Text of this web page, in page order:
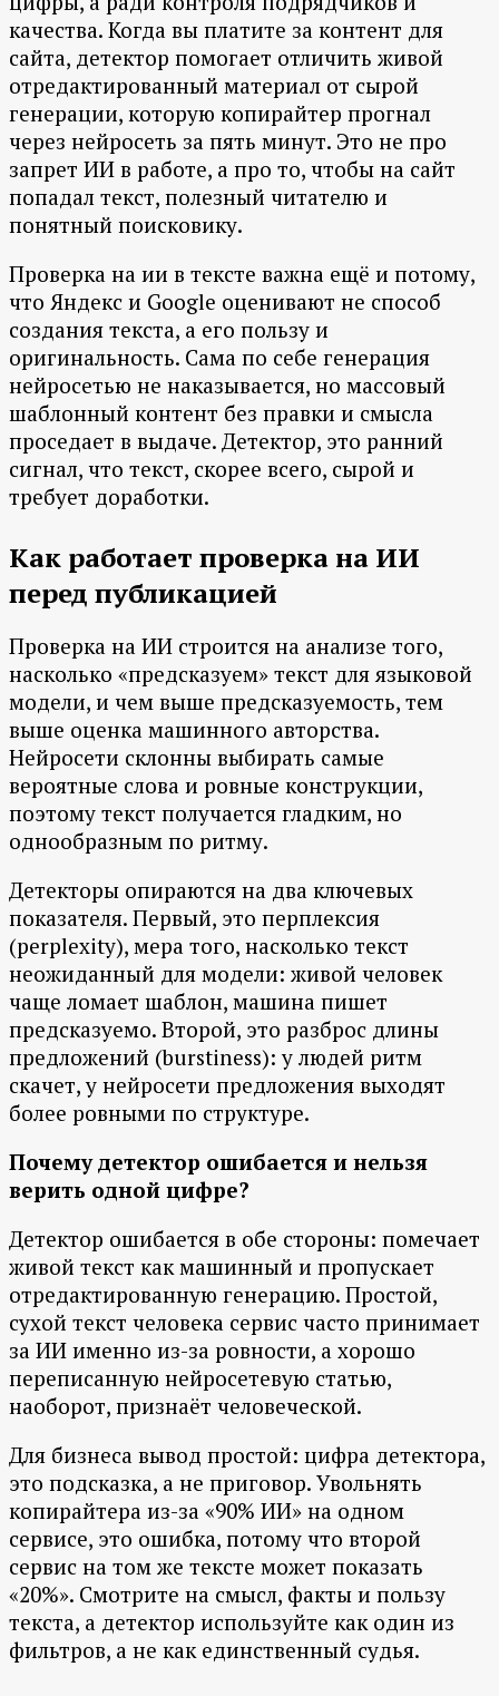
качества. Когда вы платите за контент для
сайта, детектор помогает отличить живой
отредактированный материал от сырой
генерации, которую копирайтер прогнал
через нейросеть за пять минут. Это не про
запрет ИИ в работе, а про то, чтобы на сайт
попадал текст, полезный читателю и
понятный поисковику.
Проверка на ии в тексте важна ещё и потому,
что Яндекс и Google оценивают не способ
создания текста, а его пользу и
оригинальность. Сама по себе генерация
нейросетью не наказывается, но массовый
шаблонный контент без правки и смысла
проседает в выдаче. Детектор, это ранний
сигнал, что текст, скорее всего, сырой и
требует доработки.
Как работает проверка на ИИ
перед публикацией
Проверка на ИИ строится на анализе того,
насколько «предсказуем» текст для языковой
модели, и чем выше предсказуемость, тем
выше оценка машинного авторства.
Нейросети склонны выбирать самые
вероятные слова и ровные конструкции,
поэтому текст получается гладким, но
однообразным по ритму.
Детекторы опираются на два ключевых
показателя. Первый, это перплексия
(perplexity), мера того, насколько текст
неожиданный для модели: живой человек
чаще ломает шаблон, машина пишет
предсказуемо. Второй, это разброс длины
предложений (burstiness): у людей ритм
скачет, у нейросети предложения выходят
более ровными по структуре.
Почему детектор ошибается и нельзя
верить одной цифре?
Детектор ошибается в обе стороны: помечает
живой текст как машинный и пропускает
отредактированную генерацию. Простой,
сухой текст человека сервис часто принимает
за ИИ именно из-за ровности, а хорошо
переписанную нейросетевую статью,
наоборот, признаёт человеческой.
Для бизнеса вывод простой: цифра детектора,
это подсказка, а не приговор. Увольнять
копирайтера из-за «90% ИИ» на одном
сервисе, это ошибка, потому что второй
сервис на том же тексте может показать
«20%». Смотрите на смысл, факты и пользу
текста, а детектор используйте как один из
фильтров, а не как единственный судья.